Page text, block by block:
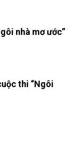
nhà mơ ước”
thi “Ngôi